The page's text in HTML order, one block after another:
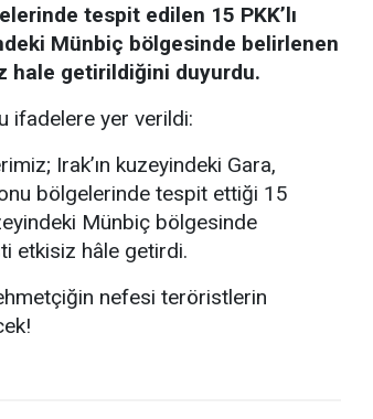
tespit edilen 15 PKK’lı
Münbiç bölgesinde belirlenen
hale getirildiğini duyurdu.
ifadelere yer verildi:
Irak’ın kuzeyindeki Gara,
bölgelerinde tespit ettiği 15
Münbiç bölgesinde
etkisiz hâle getirdi.
nefesi teröristlerin